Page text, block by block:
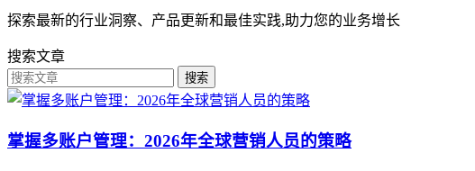
探索最新的行业洞察、产品更新和最佳实践,助力您的业务增长
搜索文章
搜索
掌握多账户管理：2026年全球营销人员的策略